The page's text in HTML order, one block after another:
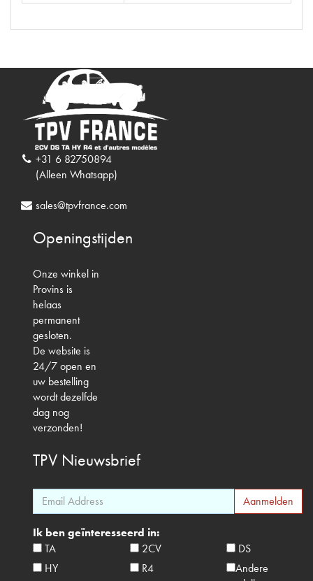
+31 6 82750894
(Alleen Whatsapp)
sales@tpvfrance.com
Openingstijden
Onze winkel in
Provins is
helaas
permanent
gesloten.
De website is
24/7 open en
uw bestelling
wordt dezelfde
dag nog
verzonden!
TPV Nieuwsbrief
Ik ben geïnteresseerd in:
TA
2CV
DS
HY
R4
Andere